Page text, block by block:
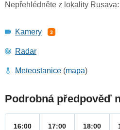
Nepřehlédněte z lokality Rusava:
Kamery 3
Radar
Meteostanice (mapa)
Podrobná předpověď
16:00 17:00 18:00